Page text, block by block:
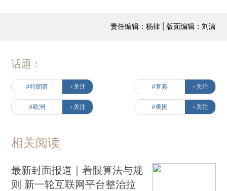
责任编辑：杨律 | 版面编辑：刘潇
话题：
#特朗普 +关注 #宜宾 +关注
#欧洲 +关注 #美国 +关注
相关阅读
最新封面报道｜着眼算法与规
则 新一轮互联网平台整治拉